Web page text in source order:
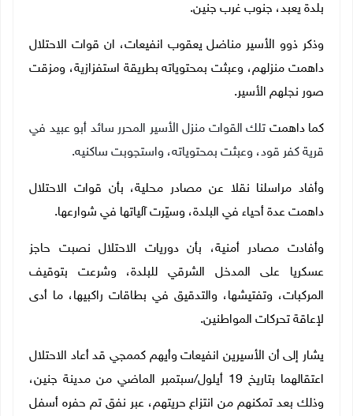
بلدة يعبد، جنوب غرب جنين.
وذكر ذوو الأسير مناضل يعقوب انفيعات، ان قوات الاحتلال
داهمت منزلهم، وعبثت بمحتوياته بطريقة استفزازية، ومزقت
صور نجلهم الأسير.
كما داهمت تلك القوات منزل الأسير المحرر سائد أبو عبيد في
قرية كفر قود، وعبثت بمحتوياته، واستجوبت ساكنيه.
وأفاد مراسلنا نقلا عن مصادر محلية، بأن قوات الاحتلال
داهمت عدة أحياء في البلدة، وسيّرت آلياتها في شوارعها.
وأفادت مصادر أمنية، بأن دوريات الاحتلال نصبت حاجز
عسكريا على المدخل الشرقي للبلدة، وشرعت بتوقيف
المركبات، وتفتيشها، والتدقيق في بطاقات راكبيها، ما أدى
لإعاقة تحركات المواطنين.
يشار إلى أن الأسيرين انفيعات وأيهم كممجي قد أعاد الاحتلال
اعتقالهما بتاريخ 19 أيلول/سبتمبر الماضي من مدينة جنين،
وذلك بعد تمكنهم من انتزاع حريتهم، عبر نفق تم حفره أسفل